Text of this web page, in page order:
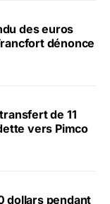
des euros
dénonce
de 11
vers Pimco
dollars pendant